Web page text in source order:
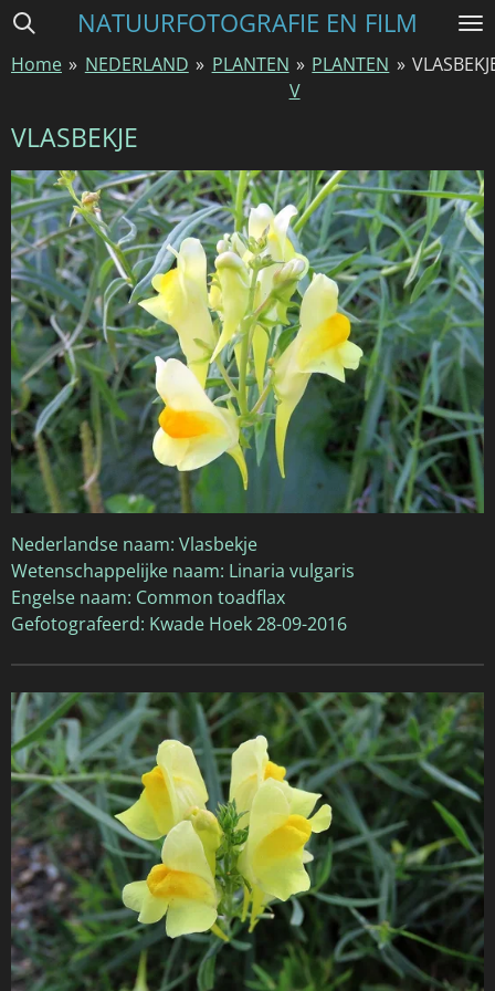
Ga
naar
hoofdinhoud
NATUURFOTOGRAFIE EN FILM
Home » NEDERLAND » PLANTEN » PLANTEN
V
»
VLASBEKJE
Nederlandse naam: Vlasbekje
Wetenschappelijke naam: Linaria vulgaris
Engelse naam: Common toadflax
Gefotografeerd: Kwade Hoek 28-09-2016